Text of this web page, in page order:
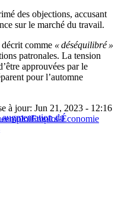
des objections, accusant
sur le marché du travail.
comme « déséquilibré »
patronales. La tension
approuvées par le
pour l’automne
du
à jour: Jun 21, 2023 - 12:16
emploiEmploi-Économie